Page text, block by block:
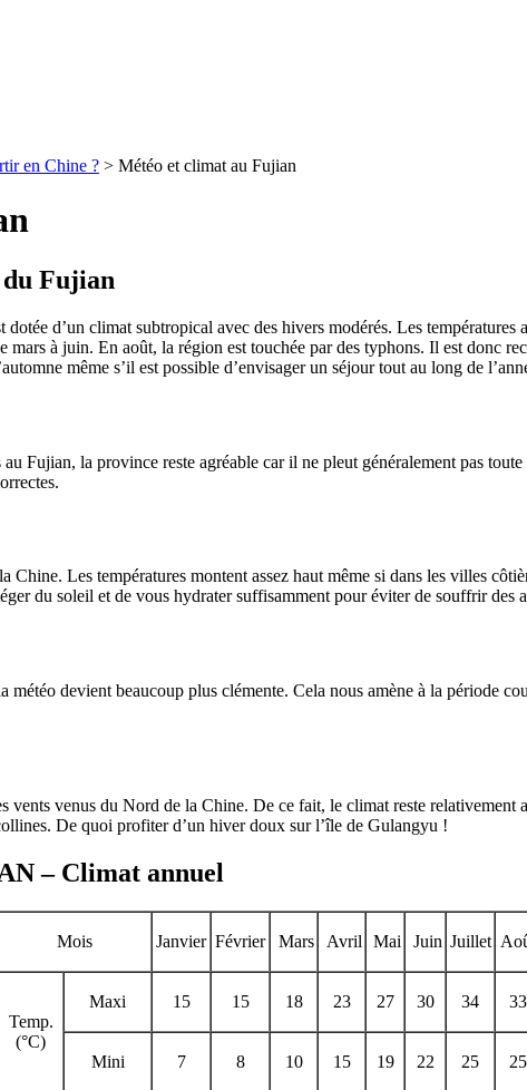
en Chine ? > Météo et climat au Fujian
du Fujian
d’un climat subtropical avec des hivers modérés. Les
mars à juin. En août, la région est touchée par des typhons. Il est donc
même s’il est possible d’envisager un séjour tout au long de
Fujian, la province reste agréable car il ne pleut généralement pas
Chine. Les températures montent assez haut même si dans les villes
du soleil et de vous hydrater suffisamment pour éviter de souffrir des
météo devient beaucoup plus clémente. Cela nous amène à la période
venus du Nord de la Chine. De ce fait, le climat reste relativement
De quoi profiter d’un hiver doux sur l’île de Gulangyu !
– Climat annuel
Mois Janvier Février Mars Avril Mai Juin Juillet
Temp.
(°C)
Maxi 15 15 18 23 27 30 34 33
Mini 7 8 10 15 19 22 25 25